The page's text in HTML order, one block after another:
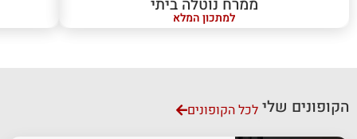
ממרח נוטלה ביתי
למתכון המלא
הקופונים שלי לכל הקופונים